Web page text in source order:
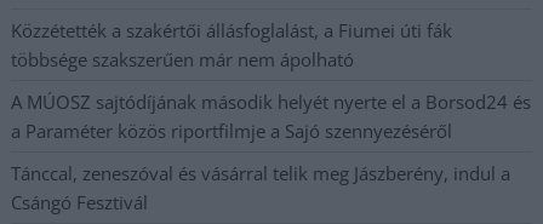
Közzétették a szakértői állásfoglalást, a Fiumei úti fák
többsége szakszerűen már nem ápolható
A MÚOSZ sajtódíjának második helyét nyerte el a Borsod24 és
a Paraméter közös riportfilmje a Sajó szennyezéséről
Tánccal, zeneszóval és vásárral telik meg Jászberény, indul a
Csángó Fesztivál